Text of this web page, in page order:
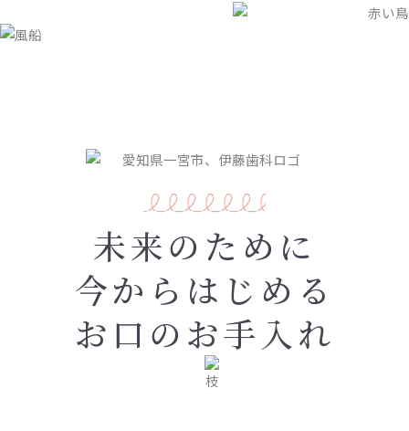
未来のために
今からはじめる
お口のお手入れ